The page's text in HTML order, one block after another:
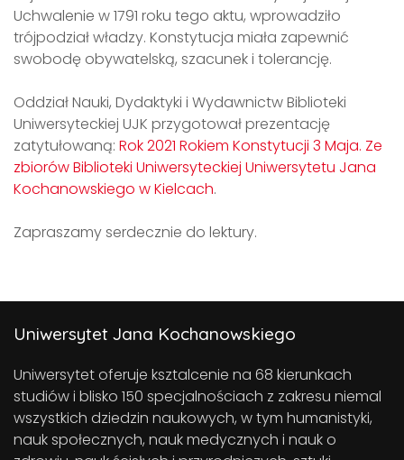
Uchwalenie w 1791 roku tego aktu, wprowadziło
trójpodział władzy. Konstytucja miała zapewnić
swobodę obywatelską, szacunek i tolerancję.
Oddział Nauki, Dydaktyki i Wydawnictw Biblioteki
Uniwersyteckiej UJK przygotował prezentację
zatytułowaną: Rok 2021 Rokiem Konstytucji 3 Maja. Ze
zbiorów Biblioteki Uniwersyteckiej Uniwersytetu Jana
Kochanowskiego w Kielcach.
Zapraszamy serdecznie do lektury.
Uniwersytet Jana Kochanowskiego
Uniwersytet oferuje ksztalcenie na 68 kierunkach
studiów i blisko 150 specjalnościach z zakresu niemal
wszystkich dziedzin naukowych, w tym humanistyki,
nauk społecznych, nauk medycznych i nauk o